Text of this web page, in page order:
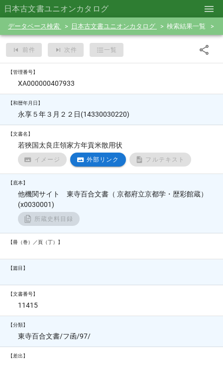
日本古文書ユニオンカタログ
データベース検索 日本古文書ユニオンカタログ 検索結果一覧
前件 次件 一覧
【管理番号】
XA000000407933
【和暦年月日】
永享５年３月２２日(14330030220)
【文書名】
若狹国太良庄領家方年貢米散用状
イメージ 外部リンク フルテキスト
【底本】
他機関サイト 東寺百合文書（ 京都府立京都学・歴彩館蔵）
(x0030001)
所蔵史料目録
【冊（巻）／頁（丁）】
【篇目】
【文書番号】
11415
【分類】
東寺百合文書/フ函/97/
【差出】